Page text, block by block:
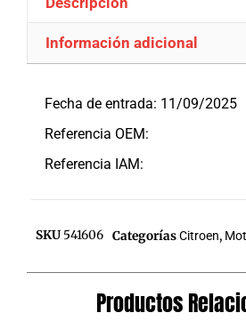
Información adicional
Fecha de entrada: 11/09/2025
Referencia OEM:
Referencia IAM:
SKU 541606 CategoríasCitroen,
Productos